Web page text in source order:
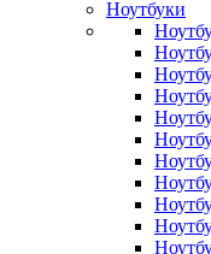
Ноутбуки